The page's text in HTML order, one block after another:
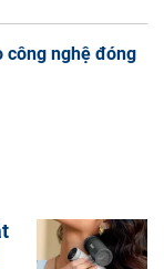
công nghệ đóng